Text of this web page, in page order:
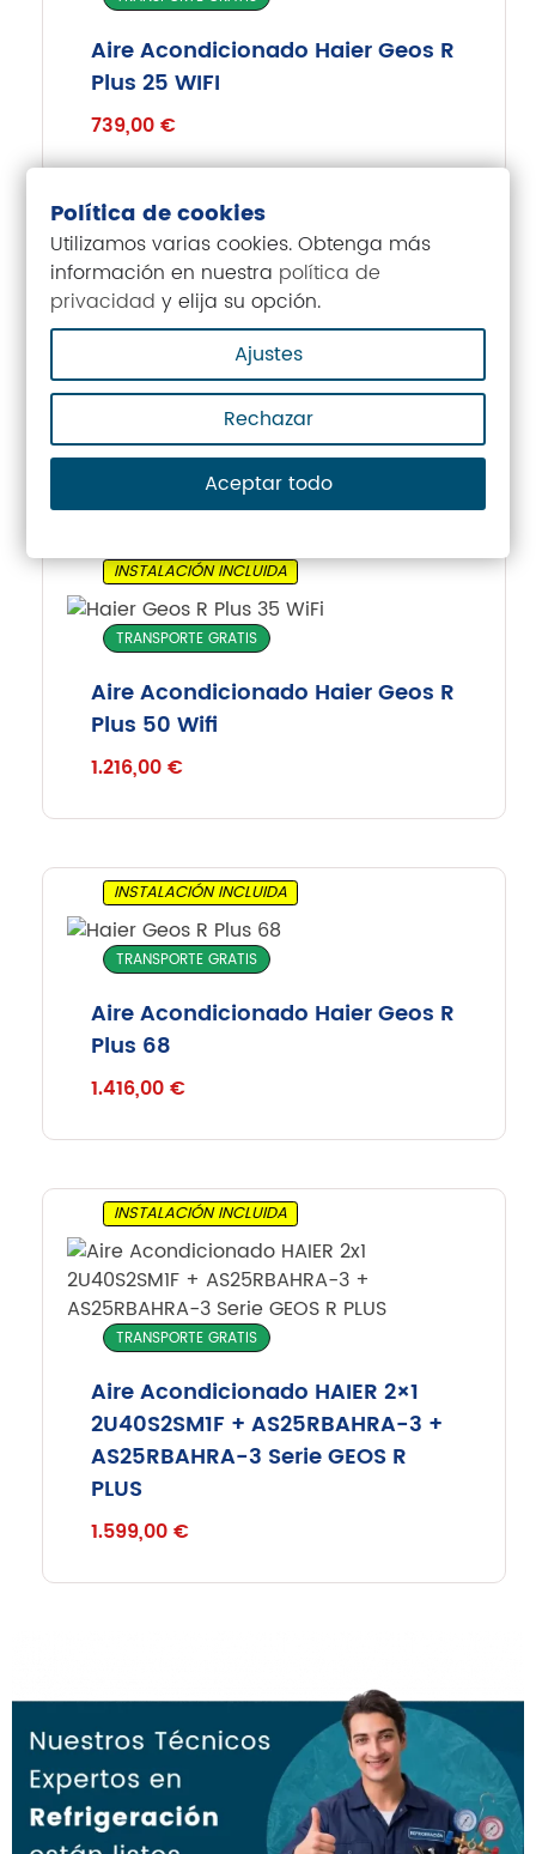
Aire Acondicionado Haier Geos R
Plus 25 WIFI
739,00€
INSTALACIÓN INCLUIDA
TRANSPORTE GRATIS
Aire Acondicionado Haier Geos R
Plus 35 WiFi
749,00€
INSTALACIÓN INCLUIDA
TRANSPORTE GRATIS
Aire Acondicionado Haier Geos R
Plus 50 Wifi
1.216,00€
INSTALACIÓN INCLUIDA
TRANSPORTE GRATIS
Aire Acondicionado Haier Geos R
Plus 68
1.416,00€
INSTALACIÓN INCLUIDA
TRANSPORTE GRATIS
Aire Acondicionado HAIER 2×1
2U40S2SM1F + AS25RBAHRA-3 +
AS25RBAHRA-3 Serie GEOS R
PLUS
1.599,00€
Política de cookies
Utilizamos varias cookies. Obtenga más
información en nuestra política de
privacidad y elija su opción.
Ajustes
Rechazar
Aceptar todo